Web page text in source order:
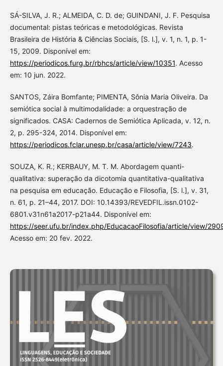
SÁ-SILVA, J. R.; ALMEIDA, C. D. de; GUINDANI, J. F. Pesquisa
documental: pistas teóricas e metodológicas. Revista
Brasileira de História & Ciências Sociais, [S. l.], v. 1, n. 1, p. 1-
15, 2009. Disponível em:
https://periodicos.furg.br/rbhcs/article/view/10351. Acesso
em: 10 jun. 2022.
SANTOS, Záira Bomfante; PIMENTA, Sônia Maria Oliveira. Da
semiótica social à multimodalidade: a orquestração de
significados. CASA: Cadernos de Semiótica Aplicada, v. 12, n.
2, p. 295-324, 2014. Disponível em:
https://periodicos.fclar.unesp.br/casa/article/view/7243.
SOUZA, K. R.; KERBAUY, M. T. M. Abordagem quanti-
qualitativa: superação da dicotomia quantitativa-qualitativa
na pesquisa em educação. Educação e Filosofia, [S. l.], v. 31,
n. 61, p. 21–44, 2017. DOI: 10.14393/REVEDFIL.issn.0102-
6801.v31n61a2017-p21a44. Disponível em:
https://seer.ufu.br/index.php/EducacaoFilosofia/article/view/
Acesso em: 20 fev. 2022.